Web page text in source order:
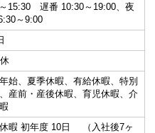
15:30 遅番 10:30～19:00、夜
～9:00
始、夏季休暇、有給休暇、特別
産前・産後休暇、育児休暇、介
暇 初年度 10日 （入社後7ヶ